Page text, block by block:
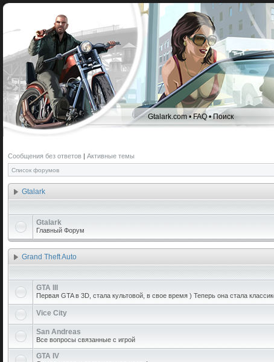
Gtalark.com •FAQ•Поиск
Сообщения без ответов | Активные темы
Список форумов
Gtalark
Gtalark
Главный Форум
Grand Theft Auto
GTA III
Первая GTA в 3D, стала культовой, в свое время ) Теперь она стала
Vice City
San Andreas
Все вопросы связанные с игрой
GTA IV